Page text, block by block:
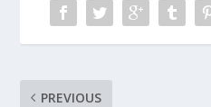
PREVIOUS